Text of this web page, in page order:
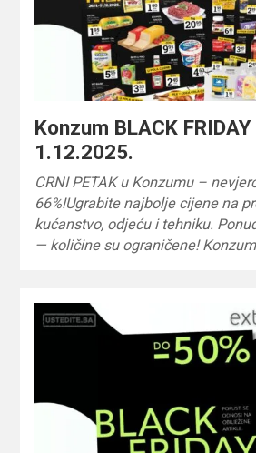
Konzum BLACK FRIDAY
1.12.2025.
CRNI PETAK u Konzumu –
66%!Ugrabite najbolje cijene na
kućanstvo, odjeću i tehniku.
— količine su ograničene!